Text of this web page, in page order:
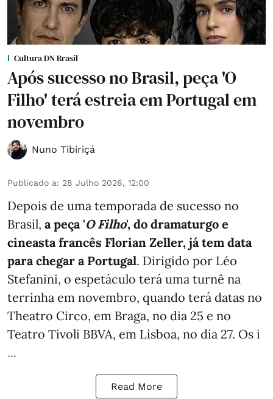
Cultura DN Brasil
Após sucesso no Brasil, peça 'O
Filho' terá estreia em Portugal em
novembro
Nuno Tibiriçá
Publicado a: 28 Julho 2026, 12:00
Depois de uma temporada de sucesso no
Brasil, a peça 'O Filho', do dramaturgo e
cineasta francês Florian Zeller, já tem data
para chegar a Portugal. Dirigido por Léo
Stefanini, o espetáculo terá uma turnê na
terrinha em novembro, quando terá datas no
Theatro Circo, em Braga, no dia 25 e no
Teatro Tivoli BBVA, em Lisboa, no dia 27. Os i
...
Read More